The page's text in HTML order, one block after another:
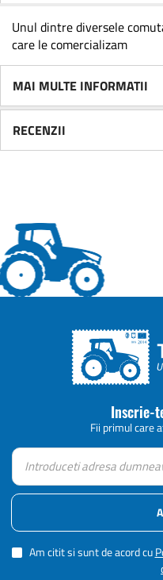
Unul dintre diversele
care le comercializam
MAI MULTE INFORMATII
RECENZII
Inscrie-
Fii primul care
Am citit si sunt de acord cu